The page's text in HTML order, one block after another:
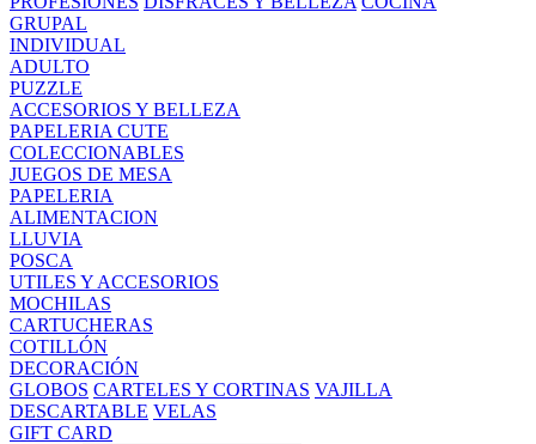
GRUPAL
INDIVIDUAL
ADULTO
PUZZLE
ACCESORIOS Y BELLEZA
PAPELERIA CUTE
COLECCIONABLES
JUEGOS DE MESA
PAPELERIA
ALIMENTACION
LLUVIA
POSCA
UTILES Y ACCESORIOS
MOCHILAS
CARTUCHERAS
COTILLÓN
DECORACIÓN
GLOBOS CARTELES Y CORTINAS VAJILLA
DESCARTABLE VELAS
GIFT CARD